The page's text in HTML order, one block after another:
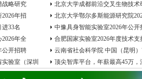
战略研究
北京大学成都前沿交叉生物技术
年招
北京大学鄂尔多斯能源研究院
33名
中豫具身智能实验室2026年公开
年全
合肥国家实验室2026年度技术支
公开招聘
云南省社会科学院 中国（昆明
验室（深圳
顶尖智库平台，年薪最高45万，